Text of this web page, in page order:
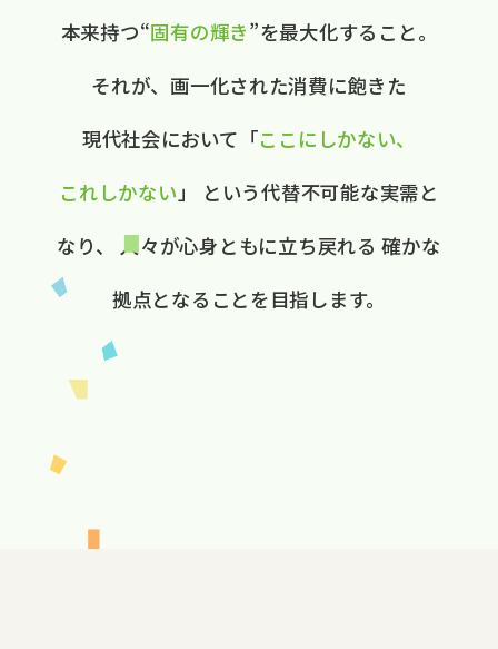
本来持つ“固有の​輝き”を​最大化する​こと。
それが、​画一化された​消費に​飽きた​
現代社会に​おいて ​「ここに​しかない、​
これしかない 」
と​いう​代替不可能な​実需と​
なり、
人々が​心身ともに​立ち戻れる 確かな​
拠点と​なる​ことを​目指します。​